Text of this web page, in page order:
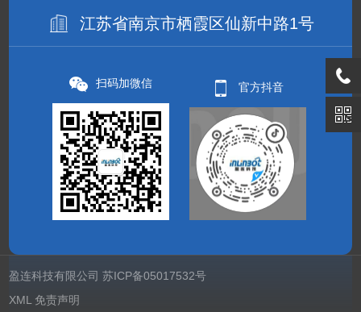
江苏省南京市栖霞区仙新中路1号
扫码加微信 官方抖音
盈连科技有限公司苏ICP备05017532号
XML 免责声明